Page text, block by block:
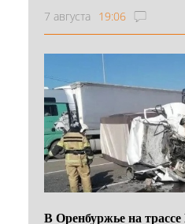
7 августа 19:06
В Оренбуржье на